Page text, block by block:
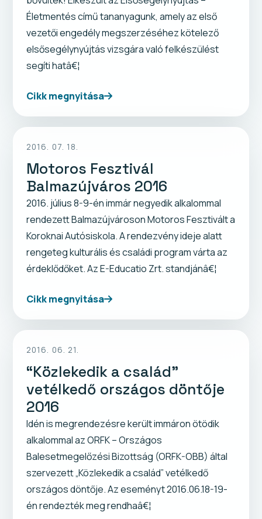
Életmentés című tananyagunk, amely az első
vezetői engedély megszerzéséhez kötelező
elsősegélynyújtás vizsgára való felkészülést
segíti hatâ€¦
Cikk megnyitása
2016. 07. 18.
Motoros Fesztivál
Balmazújváros 2016
2016. július 8-9-én immár negyedik alkalommal
rendezett Balmazújvároson Motoros Fesztivált a
Koroknai Autósiskola. A rendezvény ideje alatt
rengeteg kulturális és családi program várta az
érdeklődőket. Az E-Educatio Zrt. standjánâ€¦
Cikk megnyitása
2016. 06. 21.
“Közlekedik a család”
vetélkedő országos döntője
2016
Idén is megrendezésre került immáron ötödik
alkalommal az ORFK – Országos
Balesetmegelőzési Bizottság (ORFK-OBB) által
szervezett „Közlekedik a család” vetélkedő
országos döntője. Az eseményt 2016.06.18-19-
én rendezték meg rendhaâ€¦